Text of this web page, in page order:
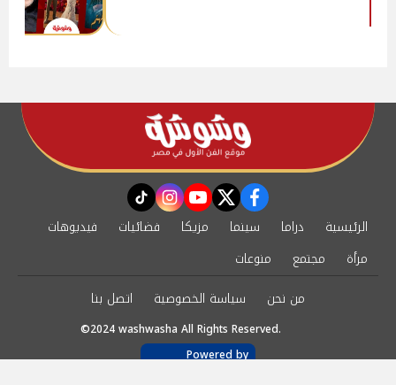
facebook
twitter
youtube
instagram
tiktok
الرئيسية دراما سينما مزيكا فضائيات
فيديوهات
مرأة
مجتمع
منوعات
من نحن
سياسة الخصوصية اتصل بنا
©2024 washwasha All Rights Reserved.
Powered by